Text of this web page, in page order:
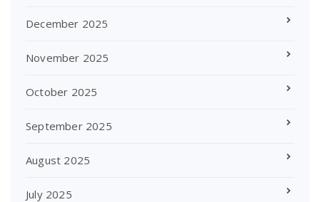
December 2025
November 2025
October 2025
September 2025
August 2025
July 2025